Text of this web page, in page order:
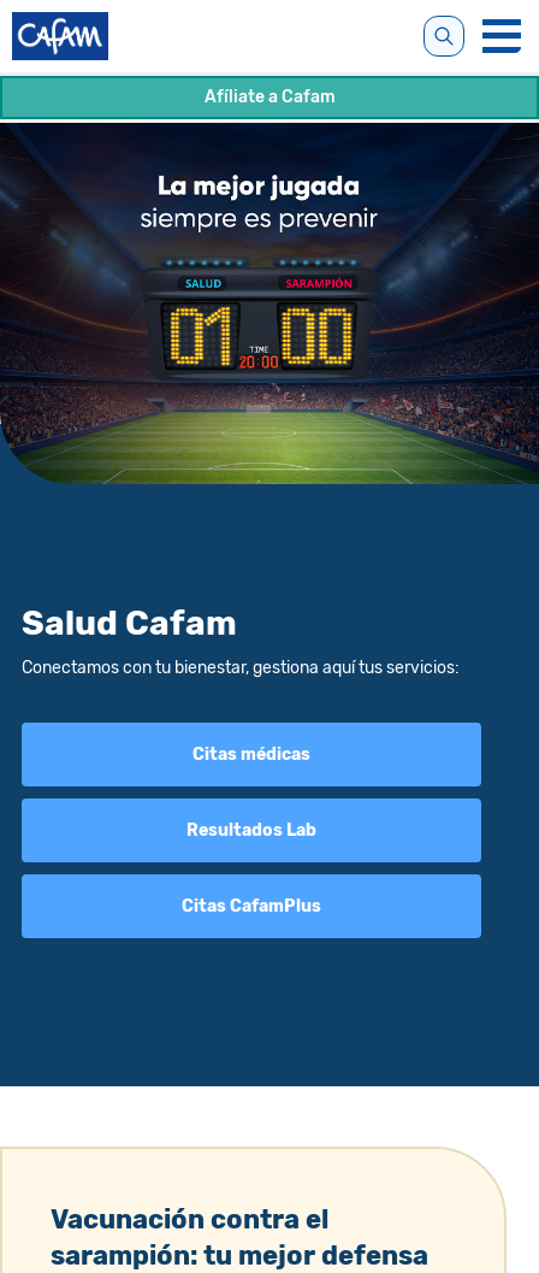
Afíliate a Cafam
Salud Cafam
Conectamos con tu bienestar, gestiona aquí tus servicios:
Citas médicas
Resultados Lab
Citas CafamPlus
Vacunación contra el
sarampión: tu mejor defensa